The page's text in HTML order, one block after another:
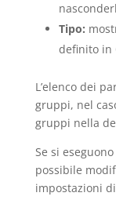
Tipo:
definito in
L’elenco dei
gruppi, nel
gruppi nella
Se si
possibile
impostazioni di